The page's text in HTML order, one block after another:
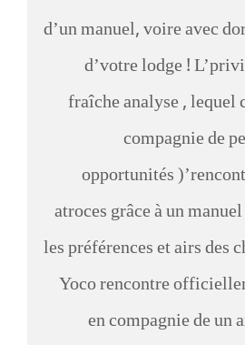
d’un manuel, voire avec
d’votre lodge !
fraîche analyse , lequel
compagnie de
opportunités
atroces grâce à un
les préférences et airs des
Yoco rencontre
en compagnie de un